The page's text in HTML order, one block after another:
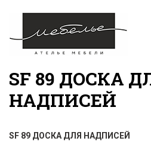
SF 89 ДОСКА
НАДПИСЕЙ
SF 89 ДОСКА ДЛЯ НАДПИСЕЙ